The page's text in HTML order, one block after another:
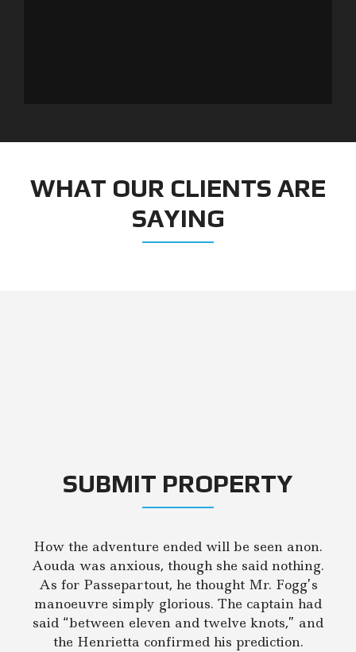
WHAT OUR CLIENTS ARE
SAYING
SUBMIT PROPERTY
How the adventure ended will be seen anon.
Aouda was anxious, though she said nothing.
As for Passepartout, he thought Mr. Fogg’s
manoeuvre simply glorious. The captain had
said “between eleven and twelve knots,” and
the Henrietta confirmed his prediction.